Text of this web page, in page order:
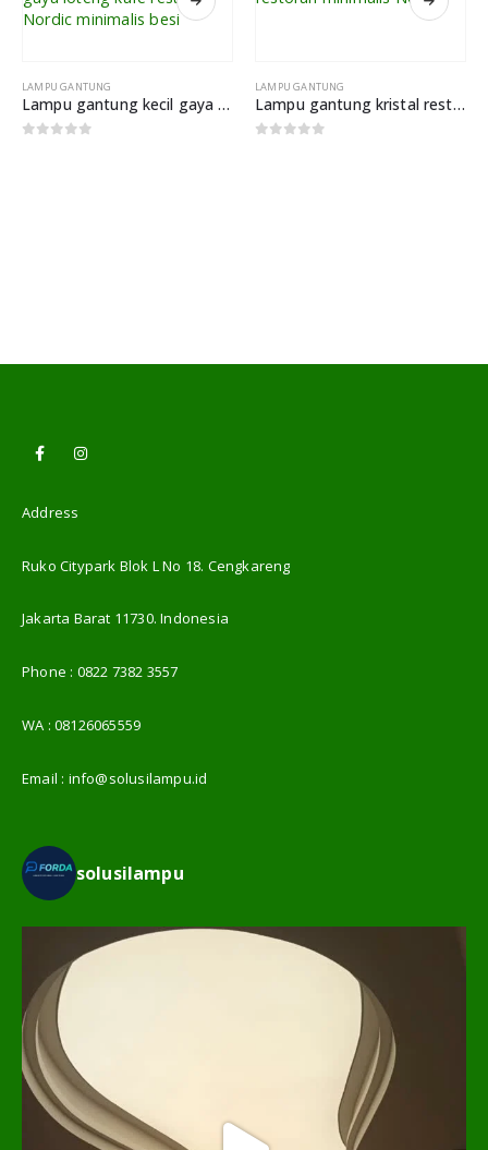
LAMPU GANTUNG
Lampu gantung kecil gaya loteng kafe restoran Nordic minimalis besi
LAMPU GANTUNG
Lampu gantung kristal restoran minimalis Nordik
Address
Ruko Citypark Blok L No 18. Cengkareng
Jakarta Barat 11730. Indonesia
Phone : 0822 7382 3557
WA :08126065559
Email : info@solusilampu.id
solusilampu